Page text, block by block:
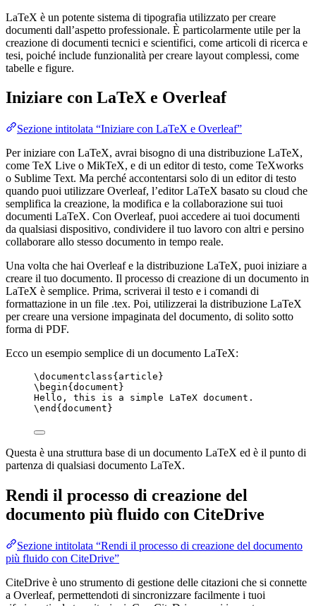
LaTeX è un potente sistema di tipografia utilizzato per creare
documenti dall’aspetto professionale. È particolarmente utile per la
creazione di documenti tecnici e scientifici, come articoli di ricerca e
tesi, poiché include funzionalità per creare layout complessi, come
tabelle e figure.
Iniziare con LaTeX e Overleaf
Sezione intitolata “Iniziare con LaTeX e Overleaf”
Per iniziare con LaTeX, avrai bisogno di una distribuzione LaTeX,
come TeX Live o MikTeX, e di un editor di testo, come TeXworks
o Sublime Text. Ma perché accontentarsi solo di un editor di testo
quando puoi utilizzare Overleaf, l’editor LaTeX basato su cloud che
semplifica la creazione, la modifica e la collaborazione sui tuoi
documenti LaTeX. Con Overleaf, puoi accedere ai tuoi documenti
da qualsiasi dispositivo, condividere il tuo lavoro con altri e persino
collaborare allo stesso documento in tempo reale.
Una volta che hai Overleaf e la distribuzione LaTeX, puoi iniziare a
creare il tuo documento. Il processo di creazione di un documento in
LaTeX è semplice. Prima, scriverai il testo e i comandi di
formattazione in un file .tex. Poi, utilizzerai la distribuzione LaTeX
per creare una versione impaginata del documento, di solito sotto
forma di PDF.
Ecco un esempio semplice di un documento LaTeX:
\documentclass{article}
\begin{document}
Hello, this is a simple LaTeX document.
\end {document}
Questa è una struttura base di un documento LaTeX ed è il punto di
partenza di qualsiasi documento LaTeX.
Rendi il processo di creazione del
documento più fluido con CiteDrive
Sezione intitolata “Rendi il processo di creazione del documento
più fluido con CiteDrive”
CiteDrive è uno strumento di gestione delle citazioni che si connette
a Overleaf, permettendoti di sincronizzare facilmente i tuoi